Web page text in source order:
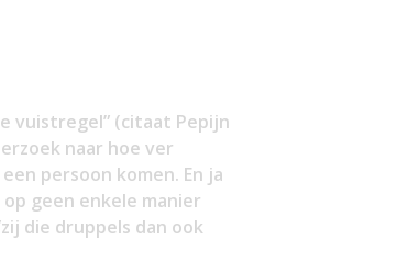
vuistregel” (citaat Pepijn
naar hoe ver
persoon komen. En ja
geen enkele manier
die druppels dan ook